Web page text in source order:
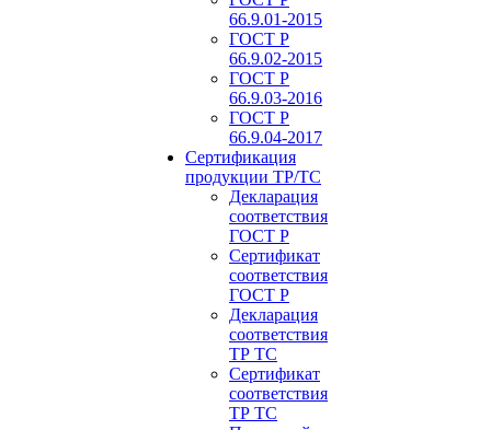
66.9.01-2015
ГОСТ Р
66.9.02-2015
ГОСТ Р
66.9.03-2016
ГОСТ Р
66.9.04-2017
Сертификация
продукции ТР/ТС
Декларация
соответствия
ГОСТ Р
Сертификат
соответствия
ГОСТ Р
Декларация
соответствия
ТР ТС
Сертификат
соответствия
ТР ТС